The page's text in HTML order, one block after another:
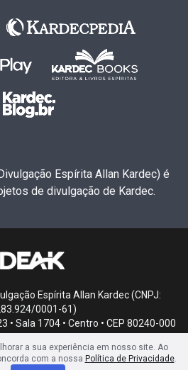
Espírita Allan Kardec) é
de divulgação de Kardec.
Espírita Allan Kardec (CNPJ:
0001-61)
• Sala 1704 • Centro • CEP 80240-000
a sua experiência em nosso site. Ao
com a nossa Política de Privacidade.